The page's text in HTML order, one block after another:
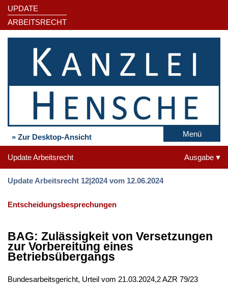
UPDATE
ARBEITSRECHT
» Zur Desktop-Ansicht Menü
Update Arbeitsrecht Ausgabe
Update Arbeitsrecht 12|2024 vom 12.06.2024
Entscheidungsbesprechungen
BAG: Zulässigkeit von Versetzungen
zur Vorbereitung eines
Betriebsübergangs
Bundesarbeitsgericht, Urteil vom 21.03.2024,2 AZR 79/23